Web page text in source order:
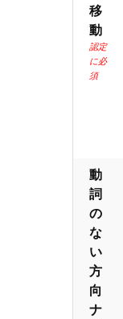
移
動
認定
に必
須
動
詞
の
な
い
方
向
ナ